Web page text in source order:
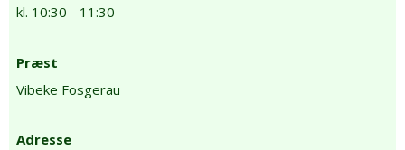
kl. 10:30 - 11:30
Præst
Vibeke Fosgerau
Adresse